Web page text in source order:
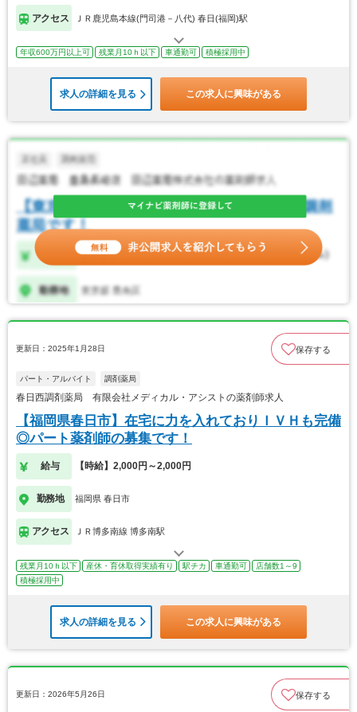
アクセス ＪＲ鹿児島本線(門司港－八代) 春日(福岡)駅
年収600万円以上可 残業月10ｈ以下 車通勤可 積極採用中
求人の詳細を見る この求人に興味がある
更新日：2025年1月28日 保存する
パート・アルバイト 調剤薬局
春日西調剤薬局 有限会社メディカル・アシストの薬剤師求人
【福岡県春日市】在宅に力を入れておりＩＶＨも完備
◎パート薬剤師の募集です！
給与 【時給】2,000円～2,000円
勤務地 福岡県 春日市
アクセス ＪＲ博多南線 博多南駅
残業月10ｈ以下 産休・育休取得実績有り 駅チカ 車通勤可
店舗数1～9
積極採用中
求人の詳細を見る この求人に興味がある
更新日：2026年5月26日 保存する